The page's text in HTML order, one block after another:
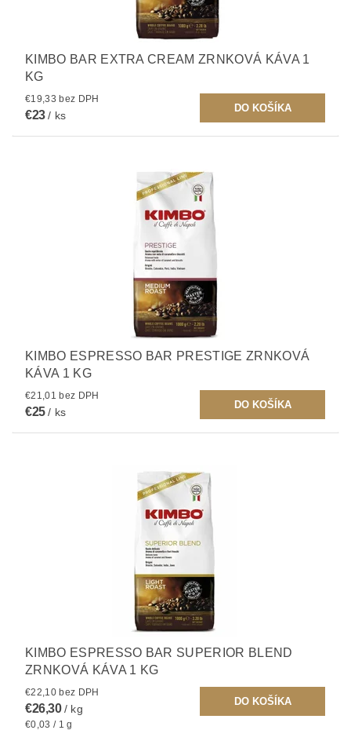
KIMBO BAR EXTRA CREAM ZRNKOVÁ KÁVA 1
KG
€19,33 bez DPH
€23/ ks
KIMBO ESPRESSO BAR PRESTIGE ZRNKOVÁ
KÁVA 1 KG
€21,01 bez DPH
€25/ ks
KIMBO ESPRESSO BAR SUPERIOR BLEND
ZRNKOVÁ KÁVA 1 KG
€22,10 bez DPH
€26,30/ kg
€0,03 / 1 g